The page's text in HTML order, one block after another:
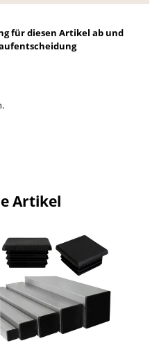
für diesen Artikel ab und
Artikel